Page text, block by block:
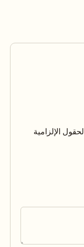
الحقول الإلزامية